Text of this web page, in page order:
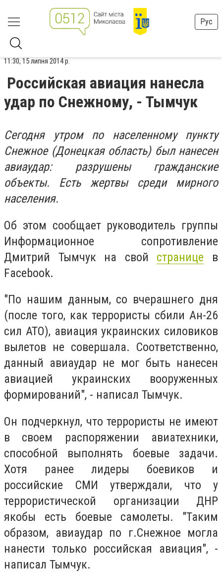
Рус
11:30, 15 липня 2014 р.
Российская авиация нанесла
удар по Снежному, - Тымчук
Сегодня утром по населенному пункту
Снежное (Донецкая область) был нанесен
авиаудар: разрушены гражданские
объекты. Есть жертвы среди мирного
населения.
Об этом сообщает руководитель группы
Информационное сопротивление
Дмитрий Тымчук на свой странице в
Facebook.
"По нашим данным, со вчерашнего дня
(после того, как террористы сбили Ан-26
сил АТО), авиация украинских силовиков
вылетов не совершала. Соответственно,
данный авиаудар не мог быть нанесен
авиацией украинских вооруженных
формирований", - написал Тымчук.
Он подчеркнул, что террористы не имеют
в своем распоряжении авиатехники,
способной выполнять боевые задачи.
Хотя ранее лидеры боевиков и
российские СМИ утверждали, что у
террористической организации ДНР
якобы есть боевые самолеты. "Таким
образом, авиаудар по г.Снежное могла
нанести только российская авиация", -
написал Тымчук.